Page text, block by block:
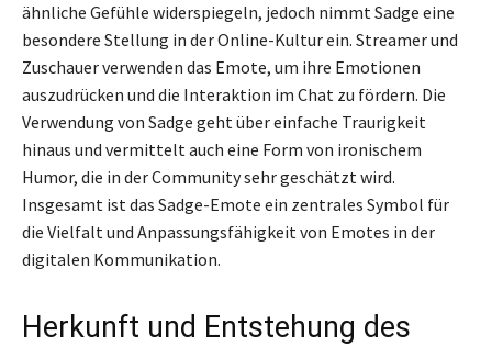
ähnliche Gefühle widerspiegeln, jedoch nimmt Sadge eine
besondere Stellung in der Online-Kultur ein. Streamer und
Zuschauer verwenden das Emote, um ihre Emotionen
auszudrücken und die Interaktion im Chat zu fördern. Die
Verwendung von Sadge geht über einfache Traurigkeit
hinaus und vermittelt auch eine Form von ironischem
Humor, die in der Community sehr geschätzt wird.
Insgesamt ist das Sadge-Emote ein zentrales Symbol für
die Vielfalt und Anpassungsfähigkeit von Emotes in der
digitalen Kommunikation.
Herkunft und Entstehung des